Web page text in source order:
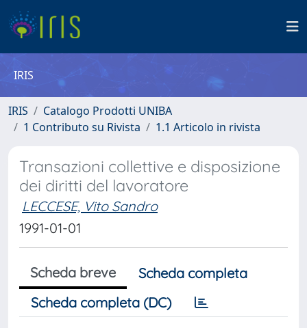
IRIS
IRIS
Catalogo Prodotti UNIBA
1 Contributo su Rivista
1.1 Articolo in rivista
Transazioni collettive e disposizione
dei diritti del lavoratore
LECCESE, Vito Sandro
1991-01-01
Scheda breve
Scheda completa
Scheda completa (DC)